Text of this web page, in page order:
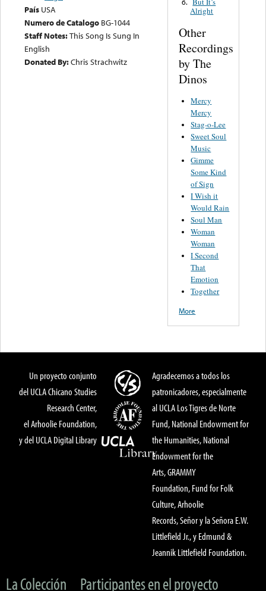
País USA
Numero de Catalogo BG-1044
Staff Notes:This Song Is Sung In
English
Donated By:Chris Strachwitz
Alright
Other
Recordings
by The
Dinos
Mercy
Mercy
Stag-o-Lee
Sweet Soul
Music
Gimme
Some Kind
of Sign
I Wish it
Would Rain
Soul Man
Woman
Woman
I Second
That
Emotion
Together
More
Un proyecto conjunto
del UCLA Chicano Studies
Research Center,
el Arhoolie Foundation,
y del UCLA Digital Library
Agradecemos a todos los
patronicadores, especialmente
al UCLA Los Tigres de Norte
Fund, National Endowment for
the Humanities, National
Endowment for the
Arts, GRAMMY
Foundation, Fund for Folk
Culture, Arhoolie
Records, Señor y la Señora E.W.
Littlefield Jr., y Edmund &
Jeannik Littlefield Foundation.
La Colección Participantes en el proyecto